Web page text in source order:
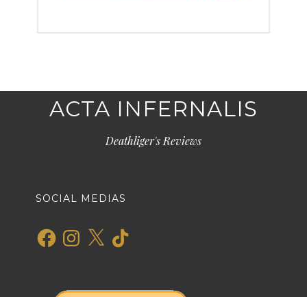
ACTA INFERNALIS
Deathliger's Reviews
SOCIAL MEDIAS
FacebookInstagram
X TikTok